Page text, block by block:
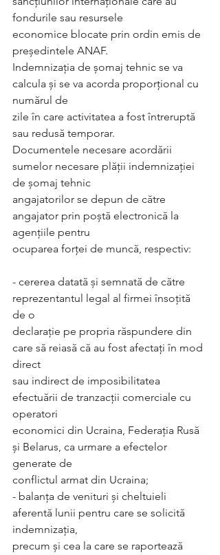
fondurile sau resursele
economice blocate prin ordin emis de
preşedintele ANAF.
Indemnizația de șomaj tehnic se va
calcula şi se va acorda proporţional cu
numărul de
zile în care activitatea a fost întreruptă
sau redusă temporar.
Documentele necesare acordării
sumelor necesare plăţii indemnizaţiei
de şomaj tehnic
angajatorilor se depun de către
angajator prin poştă electronică la
agenţiile pentru
ocuparea forţei de muncă, respectiv:
- cererea datată şi semnată de către
reprezentantul legal al firmei însoțită
de o
declarație pe propria răspundere din
care să reiasă că au fost afectați în mod
direct
sau indirect de imposibilitatea
efectuării de tranzacții comerciale cu
operatori
economici din Ucraina, Federația Rusă
și Belarus, ca urmare a efectelor
generate de
conflictul armat din Ucraina;
- balanţa de venituri şi cheltuieli
aferentă lunii pentru care se solicită
indemnizaţia,
precum şi cea la care se raportează